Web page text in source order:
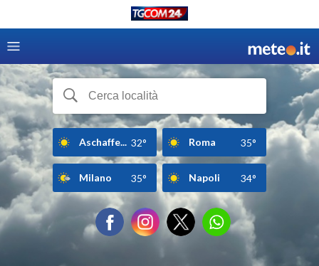
Aschaffe... 32° Roma 35°
Milano 35° Napoli 34°